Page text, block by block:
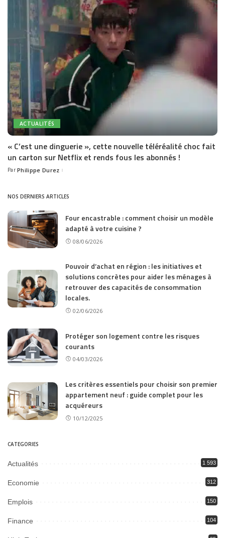
ACTUALITÉS
« C’est une dinguerie », cette nouvelle téléréalité choc fait
un carton sur Netflix et rends fous les abonnés !
Posted
Par Philippe Durez
NOS DERNIERS ARTICLES
Four encastrable : comment choisir un modèle
adapté à votre cuisine ?
08/06/2026
Pouvoir d’achat en région : les initiatives et
solutions concrètes pour aider les ménages à
retrouver des capacités de consommation
locales.
02/06/2026
Protéger son logement contre les risques
courants
04/03/2026
Les critères essentiels pour choisir son premier
appartement neuf : guide complet pour les
acquéreurs
10/12/2025
CATEGORIES
Actualités 1 593
Economie 312
Emplois 150
Finance 104